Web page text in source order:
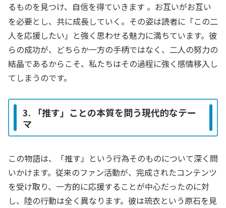
るものを見つけ、自信を得ていきます 。お互いがお互い
を必要とし、共に成長していく。その姿は読者に「この二
人を応援したい」と強く思わせる魅力に満ちています。彼
らの成功が、どちらか一方の手柄ではなく、二人の努力の
結晶であるからこそ、私たちはその過程に強く感情移入し
てしまうのです。
3. 「推す」ことの本質を問う現代的なテー
マ
この物語は、「推す」という行為そのものについて深く問
いかけます。従来のファン活動が、完成されたコンテンツ
を受け取り、一方的に応援することが中心だったのに対
し、陸の行動は全く異なります。彼は琉衣という原石を見